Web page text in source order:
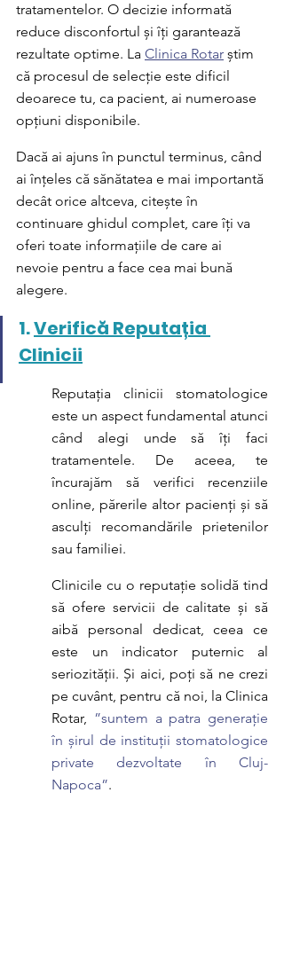
tratamentelor. O decizie informată
reduce disconfortul și îți garantează
rezultate optime. La Clinica Rotar știm
că procesul de selecție este dificil
deoarece tu, ca pacient, ai numeroase
opțiuni disponibile.
Dacă ai ajuns în punctul terminus, când
ai înțeles că sănătatea e mai importantă
decât orice altceva, citește în
continuare ghidul complet, care îți va
oferi toate informațiile de care ai
nevoie pentru a face cea mai bună
alegere.
1.Verifică Reputația
Clinicii
Reputația clinicii stomatologice
este un aspect fundamental atunci
când alegi unde să îți faci
tratamentele. De aceea, te
încurajăm să verifici recenziile
online, părerile altor pacienți și să
asculți recomandările prietenilor
sau familiei.
Clinicile cu o reputație solidă tind
să ofere servicii de calitate și să
aibă personal dedicat, ceea ce
este un indicator puternic al
seriozității. Și aici, poți să ne crezi
pe cuvânt, pentru că noi, la Clinica
Rotar, ”suntem a patra generație
în șirul de instituții stomatologice
private dezvoltate în Cluj-
Napoca”.